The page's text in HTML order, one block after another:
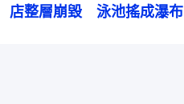
店整層崩毀　泳池搖成瀑布